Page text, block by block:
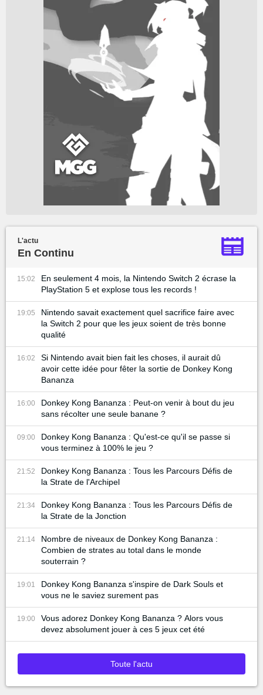
L'actu
En Continu
15:02
En seulement 4 mois, la Nintendo Switch 2 écrase la
PlayStation 5 et explose tous les records !
19:05
Nintendo savait exactement quel sacrifice faire avec
la Switch 2 pour que les jeux soient de très bonne
qualité
16:02
Si Nintendo avait bien fait les choses, il aurait dû
avoir cette idée pour fêter la sortie de Donkey Kong
Bananza
16:00
Donkey Kong Bananza : Peut-on venir à bout du jeu
sans récolter une seule banane ?
09:00
Donkey Kong Bananza : Qu'est-ce qu'il se passe si
vous terminez à 100% le jeu ?
21:52
Donkey Kong Bananza : Tous les Parcours Défis de
la Strate de l'Archipel
21:34
Donkey Kong Bananza : Tous les Parcours Défis de
la Strate de la Jonction
21:14
Nombre de niveaux de Donkey Kong Bananza :
Combien de strates au total dans le monde
souterrain ?
19:01
Donkey Kong Bananza s'inspire de Dark Souls et
vous ne le saviez surement pas
19:00
Vous adorez Donkey Kong Bananza ? Alors vous
devez absolument jouer à ces 5 jeux cet été
Toute l'actu